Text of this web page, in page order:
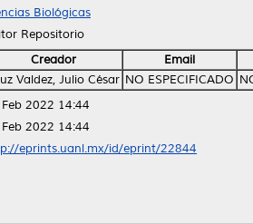
Biológicas
Repositorio
Creador
Email
Valdez, Julio César NO ESPECIFICADO
2022 14:44
2022 14:44
eprints.uanl.mx/id/eprint/22844